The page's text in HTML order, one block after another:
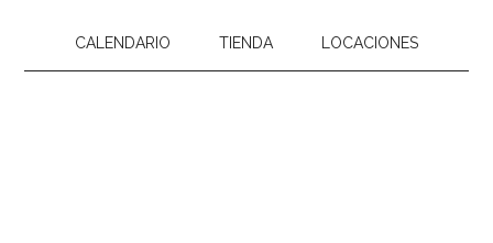
CALENDARIO TIENDA LOCACIONES